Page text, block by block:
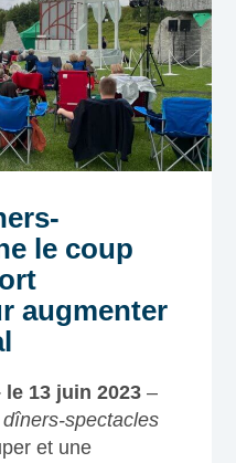
le coup
augmenter
13 juin 2023–
dîners-spectacles
et une